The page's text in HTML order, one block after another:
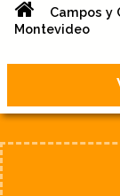
Campos y
Montevideo